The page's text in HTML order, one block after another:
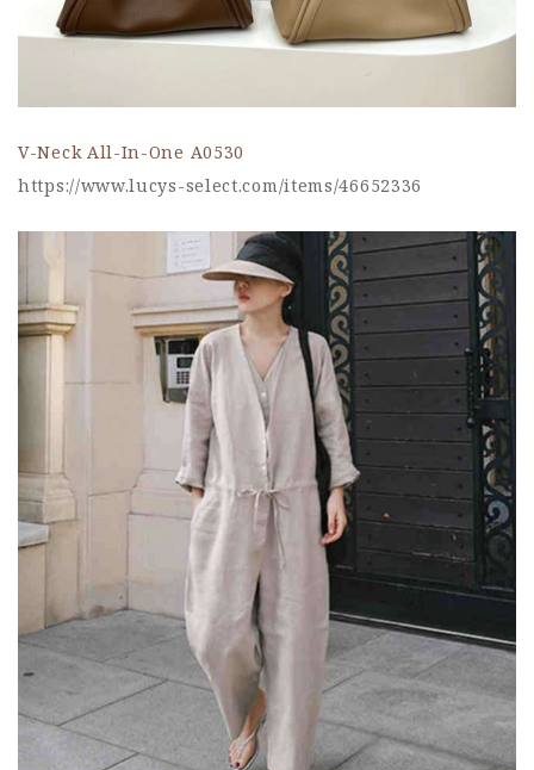
V-Neck All-In-One A0530
https://www.lucys-select.com/items/46652336